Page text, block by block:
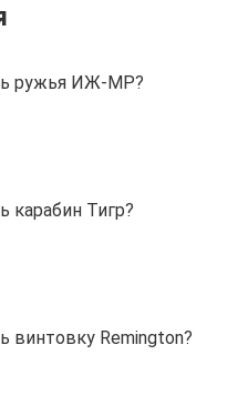
ружья ИЖ-МР?
карабин Тигр?
винтовку Remington?